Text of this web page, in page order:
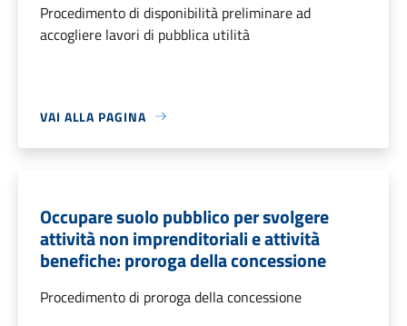
Procedimento di disponibilità preliminare ad
accogliere lavori di pubblica utilità
VAI ALLA PAGINA
Occupare suolo pubblico per svolgere
attività non imprenditoriali e attività
benefiche: proroga della concessione
Procedimento di proroga della concessione